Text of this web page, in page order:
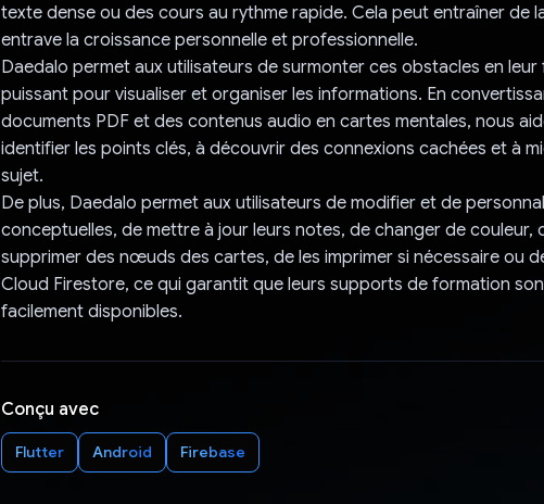
texte dense ou des cours au rythme rapide. Cela peut entraîner de
entrave la croissance personnelle et professionnelle.
Daedalo permet aux utilisateurs de surmonter ces obstacles en
puissant pour visualiser et organiser les informations. En
documents PDF et des contenus audio en cartes mentales, nous
identifier les points clés, à découvrir des connexions cachées et à
sujet.
De plus, Daedalo permet aux utilisateurs de modifier et de
conceptuelles, de mettre à jour leurs notes, de changer de couleur,
supprimer des nœuds des cartes, de les imprimer si nécessaire ou
Cloud Firestore, ce qui garantit que leurs supports de formation
facilement disponibles.
Conçu avec
Flutter Android Firebase